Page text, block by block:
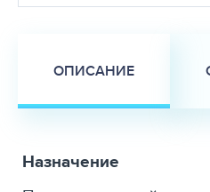
ОПИСАНИЕ
Назначение